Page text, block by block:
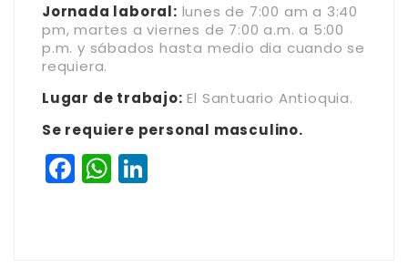
Jornada laboral: lunes de 7:00 am a 3:40
pm, martes a viernes de 7:00 a.m. a 5:00
p.m. y sábados hasta medio dia cuando se
requiera.
Lugar de trabajo: El Santuario Antioquia.
Se requiere personal masculino.
Facebook
WhatsApp